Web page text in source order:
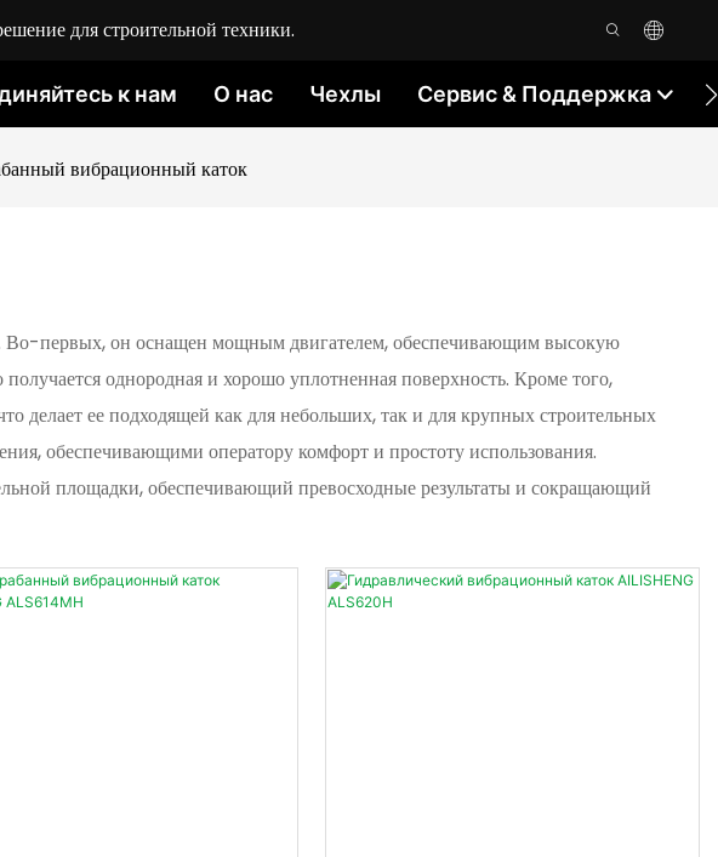
для строительной техники.
к нам О нас Чехлы Сервис & Поддержка
вибрационный каток
Во-первых, он оснащен мощным двигателем, обеспечивающим высокую
однородная и хорошо уплотненная поверхность. Кроме того,
делает ее подходящей как для небольших, так и для крупных строительных
обеспечивающими оператору комфорт и простоту использования.
площадки, обеспечивающий превосходные результаты и сокращающий